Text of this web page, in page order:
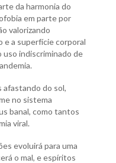
da harmonia do
em parte por
valorizando
e a superfície corporal
uso indiscriminado de
afastando do sol,
no sistema
banal, como tantos
viral.
evoluirá para uma
o mal, e espíritos